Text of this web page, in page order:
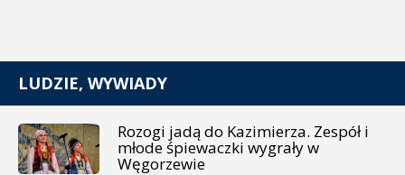
LUDZIE, WYWIADY
Rozogi jadą do Kazimierza. Zespół i
młode śpiewaczki wygrały w
Węgorzewie